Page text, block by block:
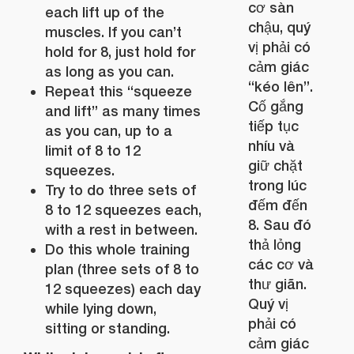
each lift up of the
muscles. If you can’t
hold for 8, just hold for
as long as you can.
Repeat this “squeeze
and lift” as many times
as you can, up to a
limit of 8 to 12
squeezes.
Try to do three sets of
8 to 12 squeezes each,
with a rest in between.
Do this whole training
plan (three sets of 8 to
12 squeezes) each day
while lying down,
sitting or standing.
cơ sàn
chậu, quý
vị phải có
cảm giác
“kéo lên”.
Cố gắng
tiếp tục
nhíu và
giữ chặt
trong lúc
đếm đến
8. Sau đó
thả lỏng
các cơ và
thư giãn.
Quý vị
phải có
cảm giác